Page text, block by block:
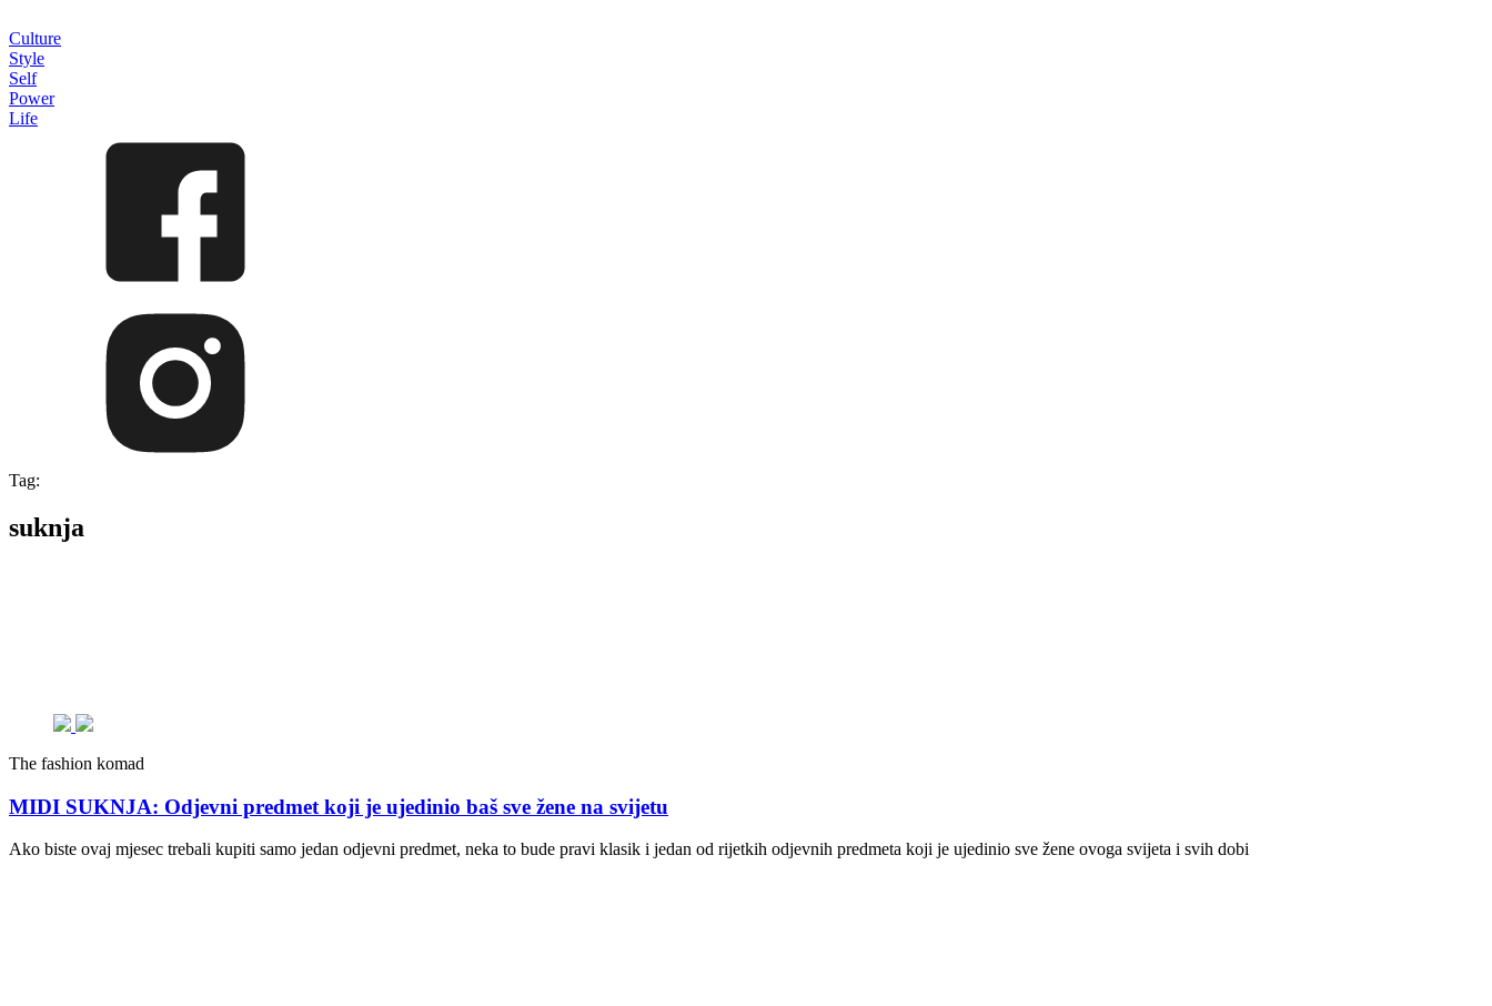
Culture
Style
Self
Power
Life
Tag:
suknja
The fashion komad
MIDI SUKNJA: Odjevni predmet koji je ujedinio baš sve žene na svijetu
Ako biste ovaj mjesec trebali kupiti samo jedan odjevni predmet, neka to bude pravi klasik i jedan od rijetkih odjevnih predmeta koji je ujedinio sve žene ovoga svijeta i svih dobi